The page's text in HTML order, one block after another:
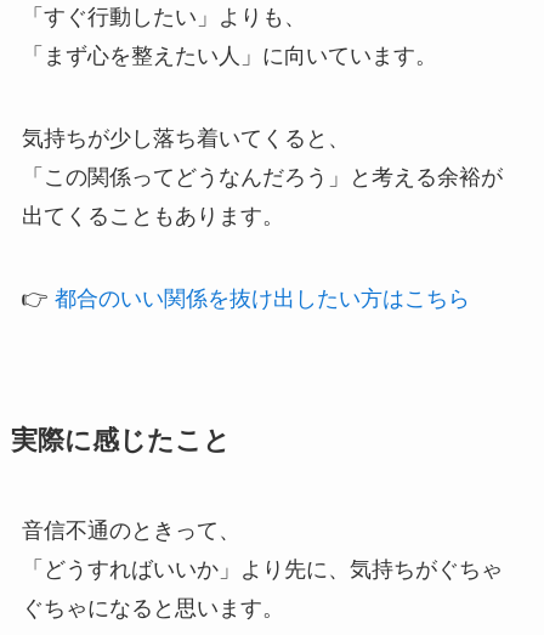
「すぐ行動したい」よりも、
「まず心を整えたい人」に向いています。
気持ちが少し落ち着いてくると、
「この関係ってどうなんだろう」と考える余裕が
出てくることもあります。
👉 都合のいい関係を抜け出したい方はこちら
実際に感じたこと
音信不通のときって、
「どうすればいいか」より先に、気持ちがぐちゃ
ぐちゃになると思います。